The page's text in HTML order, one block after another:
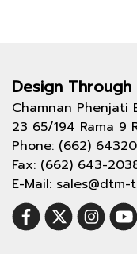
Design Through
Chamnan Phenjati
23 65/194 Rama 9
Phone: (662)
Fax: (662) 643-
E-Mail: